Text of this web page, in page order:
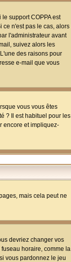
support COPPA est
ce n'est pas le cas, alors
l'administrateur avant
suivez alors les
des raisons pour
e-mail que vous
vous vous êtes
? Il est habituel pour les
encore et impliquez-
mais cela peut ne
devriez changer vos
horaire, comme la
vous pardonnez le jeu